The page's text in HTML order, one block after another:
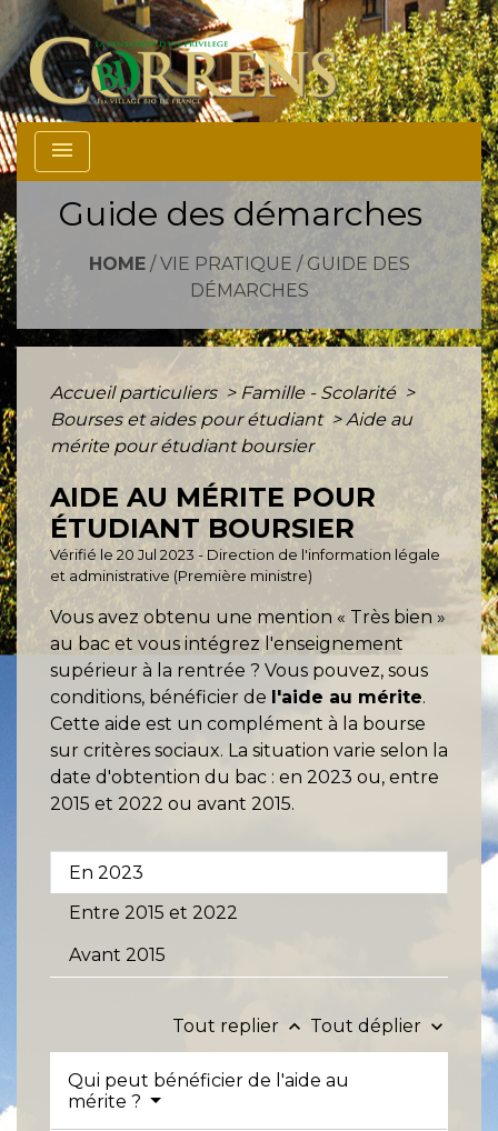
menu
Guide des démarches
HOME/ VIE PRATIQUE / GUIDE DES
DÉMARCHES
Accueil particuliers > Famille - Scolarité >
Bourses et aides pour étudiant > Aide au
mérite pour étudiant boursier
AIDE AU MÉRITE POUR
ÉTUDIANT BOURSIER
Vérifié le 20 Jul 2023 - Direction de l'information légale
et administrative (Première ministre)
Vous avez obtenu une mention « Très bien »
au bac et vous intégrez l'enseignement
supérieur à la rentrée ? Vous pouvez, sous
conditions, bénéficier de l'aide au mérite.
Cette aide est un complément à la bourse
sur critères sociaux. La situation varie selon la
date d'obtention du bac : en 2023 ou, entre
2015 et 2022 ou avant 2015.
En 2023
Entre 2015 et 2022
Avant 2015
Tout replier keyboard_arrow_up Tout déplier keyboard_arrow_down
Qui peut bénéficier de l'aide au
mérite ?